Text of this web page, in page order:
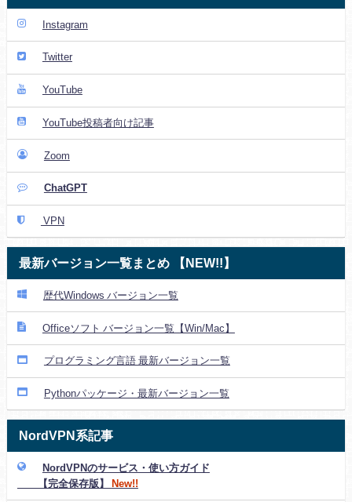
Instagram
Twitter
YouTube
YouTube投稿者向け記事
Zoom
ChatGPT
VPN
最新バージョン一覧まとめ 【NEW!!】
歴代Windows バージョン一覧
Officeソフト バージョン一覧【Win/Mac】
プログラミング言語 最新バージョン一覧
Pythonパッケージ・最新バージョン一覧
NordVPN系記事
NordVPNのサービス・使い方ガイド
【完全保存版】
New!!